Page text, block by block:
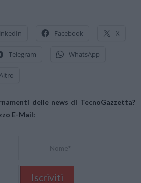
Facebook X
Telegram WhatsApp
delle news di TecnoGazzetta?
E-Mail: